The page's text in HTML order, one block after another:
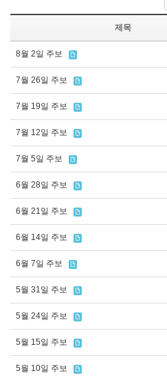
제목
8월 2일 주보
7월 26일 주보
7월 19일 주보
7월 12일 주보
7월 5일 주보
6월 28일 주보
6월 21일 주보
6월 14일 주보
6월 7일 주보
5월 31일 주보
5월 24일 주보
5월 15일 주보
5월 10일 주보